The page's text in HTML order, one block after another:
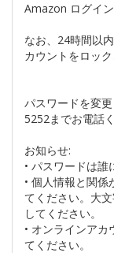
Аmazon ログイン
なお、24時間以
カウントをロッ
パスワードを変
5252までお電話く
お知らせ:
• パスワードは誰
• 個人情報と関
てください。大
してください。
• オンラインア
てください。